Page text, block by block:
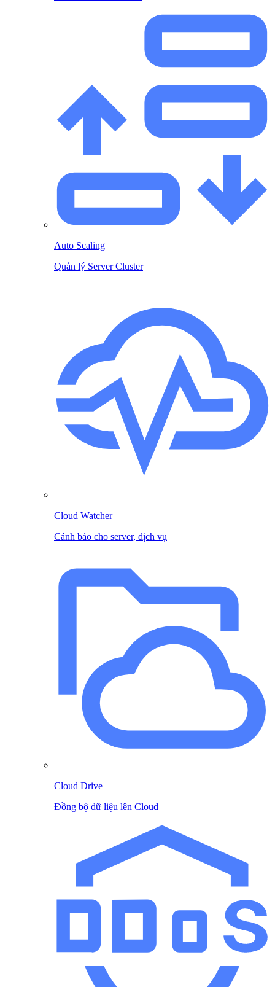
Auto Scaling
Quản lý Server Cluster
Cloud Watcher
Cảnh báo cho server, dịch vụ
Cloud Drive
Đồng bộ dữ liệu lên Cloud